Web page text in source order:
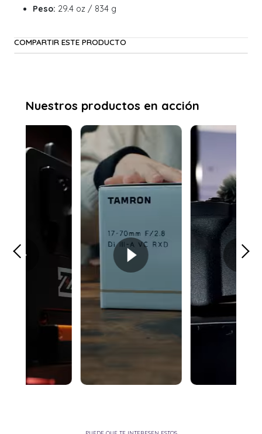
Peso: 29.4 oz / 834 g
COMPARTIR ESTE PRODUCTO